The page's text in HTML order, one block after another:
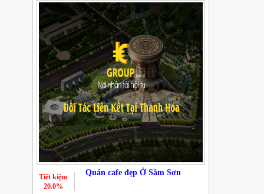
Quán cafe đẹp Ở Sầm Sơn
Tiết kiệm
20.0%